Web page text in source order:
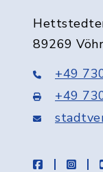
89269
+49
+49
facebook